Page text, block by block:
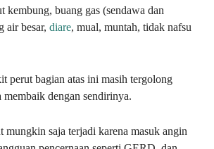
kembung, buang gas (sendawa dan
air besar, diare, mual, muntah, tidak nafsu
perut bagian atas ini masih tergolong
membaik dengan sendirinya.
mungkin saja terjadi karena masuk angin